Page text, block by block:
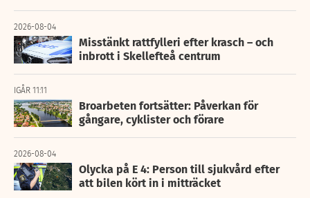
2026-08-04
Misstänkt rattfylleri efter krasch – och
inbrott i Skellefteå centrum
IGÅR 11:11
Broarbeten fortsätter: Påverkan för
gångare, cyklister och förare
2026-08-04
Olycka på E 4: Person till sjukvård efter
att bilen kört in i mitträcket